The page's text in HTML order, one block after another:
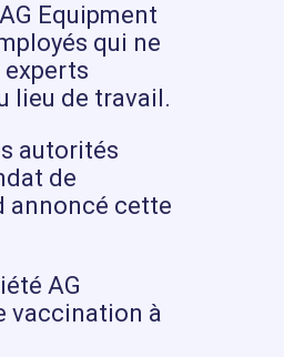
Equipment
qui ne
experts
lieu de travail.
autorités
de
annoncé cette
AG
vaccination à